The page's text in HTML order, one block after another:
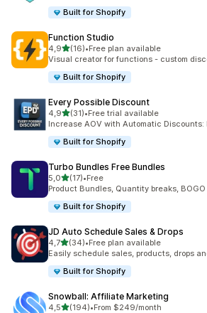
Built for Shopify
Function Studio
4,9na 5 gwiazdek
(16)
Łączna liczba recenzji: 16
•Free plan available
Visual creator for functions - custom
Built for Shopify
Every Possible Discount
4,9na 5 gwiazdek
(31)
Łączna liczba recenzji: 31
•Free trial available
Increase AOV with Automatic Discounts:
Built for Shopify
Turbo Bundles Free Bundles
5,0na 5 gwiazdek
(17)
Łączna liczba recenzji: 17
•Free
Product Bundles, Quantity breaks,
Built for Shopify
JD Auto Schedule Sales & Drops
4,7na 5 gwiazdek
(34)
Łączna liczba recenzji: 34
•Free plan available
Easily schedule sales, products, drops
Built for Shopify
Snowball: Affiliate Marketing
4,5na 5 gwiazdek
(194)•From $249/month